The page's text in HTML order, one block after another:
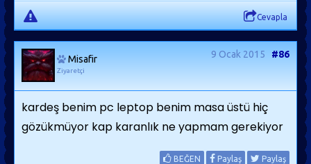
Cevapla
Misafir
Ziyaretçi
9 Ocak 2015 #86
kardeş benim pc leptop benim masa üstü hiç
gözükmüyor kap karanlık ne yapmam gerekiyor
BEĞEN Paylaş Paylaş